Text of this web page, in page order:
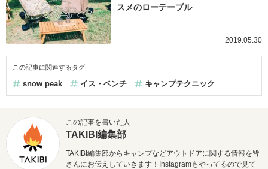
スメのローテーブル
2019.05.30
この記事に関連するタグ
snow peak イス・ベンチ キャンプテクニック
この記事を書いた人
TAKIBI編集部
TAKIBI編集部からキャンプなどアウトドアに関する情報を皆
さんにお伝えしていきます！Instagramもやってるので見て